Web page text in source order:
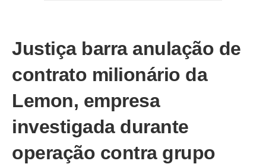
Justiça barra anulação de
contrato milionário da
Lemon, empresa
investigada durante
operação contra grupo